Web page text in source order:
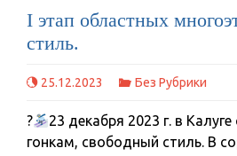
I этап областных
стиль.
25.12.2023 Без Рубрики
?
23 декабря 2023 г. в
гонкам, свободный стиль. В